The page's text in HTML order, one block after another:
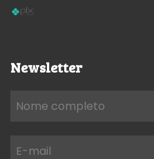
Newsletter